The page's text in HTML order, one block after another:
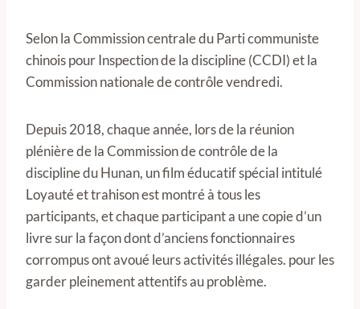
Selon la Commission centrale du Parti communiste
chinois pour Inspection de la discipline (CCDI) et la
Commission nationale de contrôle vendredi.
Depuis 2018, chaque année, lors de la réunion
plénière de la Commission de contrôle de la
discipline du Hunan, un film éducatif spécial intitulé
Loyauté et trahison est montré à tous les
participants, et chaque participant a une copie d’un
livre sur la façon dont d’anciens fonctionnaires
corrompus ont avoué leurs activités illégales. pour les
garder pleinement attentifs au problème.